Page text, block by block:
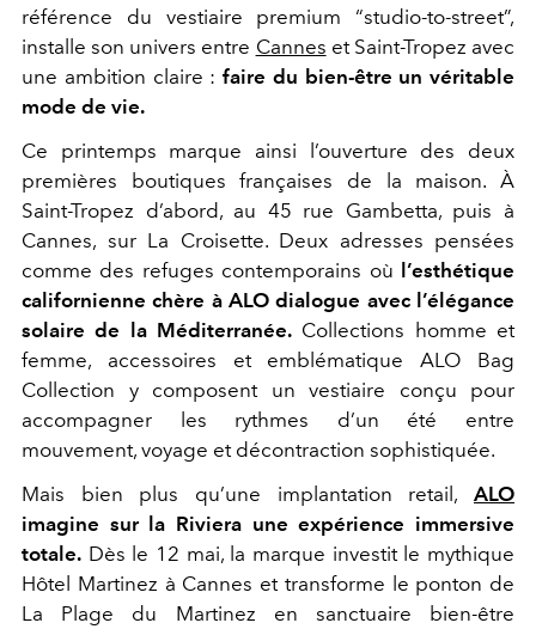
référence du vestiaire premium “studio-to-street”,
installe son univers entre Cannes et Saint-Tropez avec
une ambition claire : faire du bien-être un véritable
mode de vie.
Ce printemps marque ainsi l’ouverture des deux
premières boutiques françaises de la maison. À
Saint-Tropez d’abord, au 45 rue Gambetta, puis à
Cannes, sur La Croisette. Deux adresses pensées
comme des refuges contemporains où l’esthétique
californienne chère à ALO dialogue avec l’élégance
solaire de la Méditerranée. Collections homme et
femme, accessoires et emblématique ALO Bag
Collection y composent un vestiaire conçu pour
accompagner les rythmes d’un été entre
mouvement, voyage et décontraction sophistiquée.
Mais bien plus qu’une implantation retail, ALO
imagine sur la Riviera une expérience immersive
totale. Dès le 12 mai, la marque investit le mythique
Hôtel Martinez à Cannes et transforme le ponton de
La Plage du Martinez en sanctuaire bien-être